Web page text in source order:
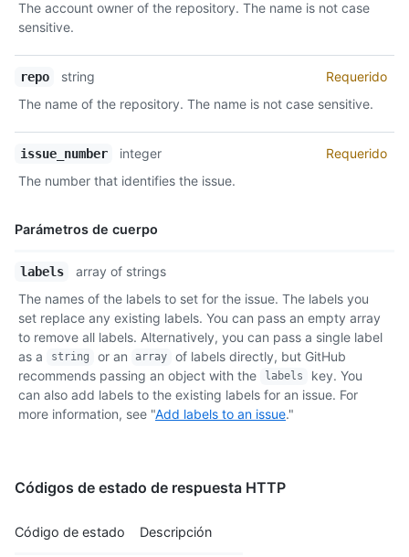
Descripción
The account owner of the repository. The name is not case
sensitive.
repo string
Requerido
The name of the repository. The name is not case sensitive.
issue_number integer
Requerido
The number that identifies the issue.
Parámetros de cuerpo
Nombre,
Descripción
labels
array of strings
The names of the labels to set for the issue. The labels you
set replace any existing labels. You can pass an empty array
to remove all labels. Alternatively, you can pass a single label
as a
string or an array
of labels directly, but GitHub
recommends passing an object with the
labels
key. You
can also add labels to the existing labels for an issue. For
more information, see "Add labels to an issue."
Códigos de estado de respuesta HTTP
Código de estado Descripción